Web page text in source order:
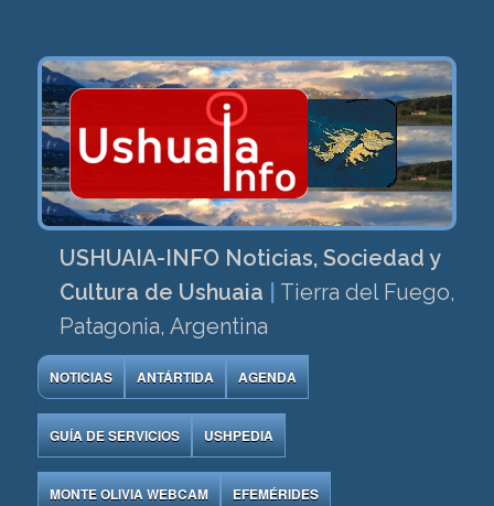
USHUAIA-INFO Noticias, Sociedad y
Cultura de Ushuaia
Tierra del Fuego,
Patagonia, Argentina
NOTICIAS ANTÁRTIDA AGENDA
GUÍA DE SERVICIOS USHPEDIA
MONTE OLIVIA WEBCAM EFEMÉRIDES